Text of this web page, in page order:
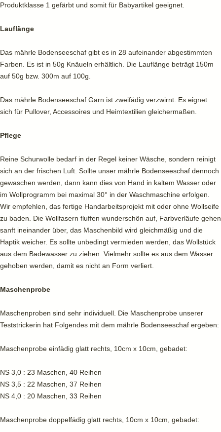
Produktklasse 1 gefärbt und somit für Babyartikel geeignet.
Lauflänge
Das mährle Bodenseeschaf gibt es in 28 aufeinander abgestimmten
Farben. Es ist in 50g Knäueln erhältlich. Die Lauflänge beträgt 150m
auf 50g bzw. 300m auf 100g.
Das mährle Bodenseeschaf Garn ist zweifädig verzwirnt. Es eignet
sich für Pullover, Accessoires und Heimtextilien gleichermaßen.
Pflege
Reine Schurwolle bedarf in der Regel keiner Wäsche, sondern reinigt
sich an der frischen Luft. Sollte unser mährle Bodenseeschaf dennoch
gewaschen werden, dann kann dies von Hand in kaltem Wasser oder
im Wollprogramm bei maximal 30° in der Waschmaschine erfolgen.
Wir empfehlen, das fertige Handarbeitsprojekt mit oder ohne Wollseife
zu baden. Die Wollfasern fluffen wunderschön auf, Farbverläufe gehen
sanft ineinander über, das Maschenbild wird gleichmäßig und die
Haptik weicher. Es sollte unbedingt vermieden werden, das Wollstück
aus dem Badewasser zu ziehen. Vielmehr sollte es aus dem Wasser
gehoben werden, damit es nicht an Form verliert.
Maschenprobe
Maschenproben sind sehr individuell. Die Maschenprobe unserer
Teststrickerin hat Folgendes mit dem mährle Bodenseeschaf ergeben:
Maschenprobe einfädig glatt rechts, 10cm x 10cm, gebadet:
NS 3,0 : 23 Maschen, 40 Reihen
NS 3,5 : 22 Maschen, 37 Reihen
NS 4,0 : 20 Maschen, 33 Reihen
Maschenprobe doppelfädig glatt rechts, 10cm x 10cm, gebadet: